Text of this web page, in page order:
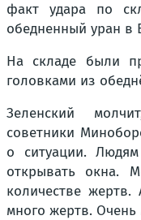
факт удара по
обедненный уран в
На складе были
головками из
Зеленский
советники
о ситуации.
открывать окна.
количестве
много жертв. Очень